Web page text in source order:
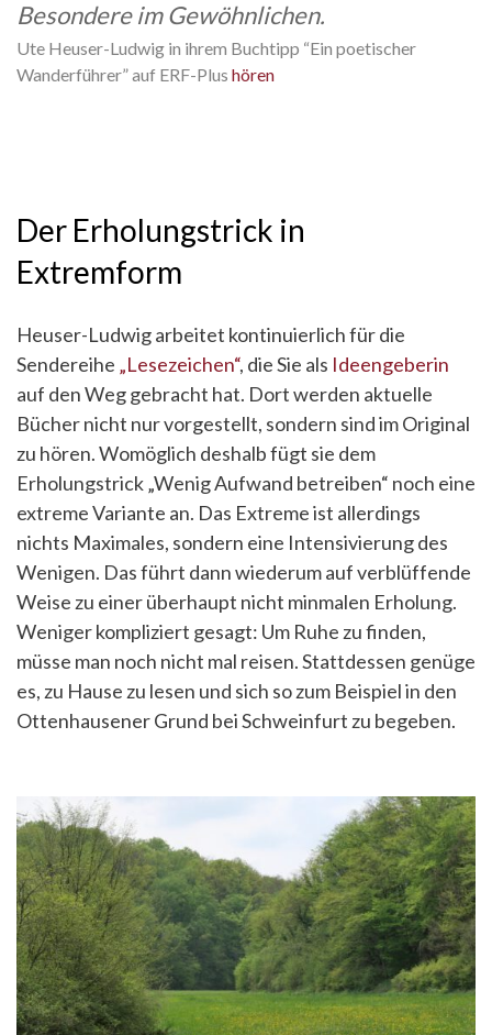
Besondere im Gewöhnlichen.
Ute Heuser-Ludwig in ihrem Buchtipp “Ein poetischer
Wanderführer” auf ERF-Plus hören
Der Erholungstrick in
Extremform
Heuser-Ludwig arbeitet kontinuierlich für die
Sendereihe „Lesezeichen“, die Sie als Ideengeberin
auf den Weg gebracht hat. Dort werden aktuelle
Bücher nicht nur vorgestellt, sondern sind im Original
zu hören. Womöglich deshalb fügt sie dem
Erholungstrick „Wenig Aufwand betreiben“ noch eine
extreme Variante an. Das Extreme ist allerdings
nichts Maximales, sondern eine Intensivierung des
Wenigen. Das führt dann wiederum auf verblüffende
Weise zu einer überhaupt nicht minmalen Erholung.
Weniger kompliziert gesagt: Um Ruhe zu finden,
müsse man noch nicht mal reisen. Stattdessen genüge
es, zu Hause zu lesen und sich so zum Beispiel in den
Ottenhausener Grund bei Schweinfurt zu begeben.